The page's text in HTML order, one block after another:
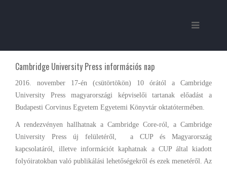
Cambridge University Press információs nap
2016. november 17-én (csütörtökön) 10 órától a Cambridge
University Press magyarországi képviselői tartanak előadást a
Budapesti Corvinus Egyetem Egyetemi Könyvtár oktatótermében.
A rendezvényen hallhatnak a Cambridge Core-ról, a Cambridge
University Press új felületéről, a CUP és Magyarország
kapcsolatáról, illetve információt kaphatnak a CUP által kiadott
folyóiratokban való publikálási lehetőségekről és ezek menetéről. Az